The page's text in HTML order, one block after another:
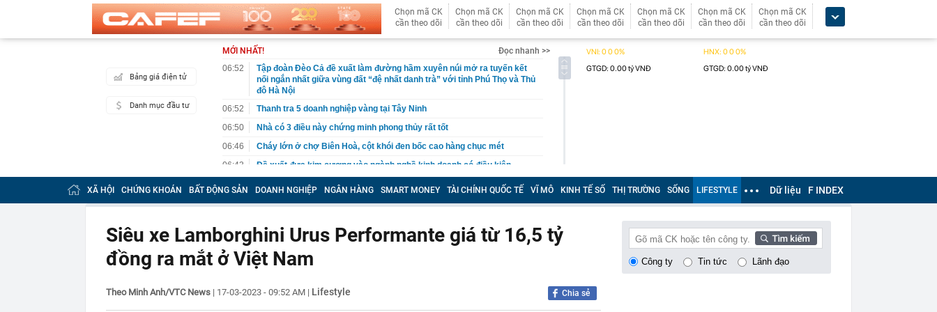
Chọn mã CK
cần theo dõi
Chọn mã CK
cần theo dõi
Chọn mã CK
cần theo dõi
Chọn mã CK
cần theo dõi
Chọn mã CK
cần theo dõi
Chọn mã CK
cần theo dõi
Chọn mã CK
cần theo dõi
Bảng giá điện tử
Danh mục đầu tư
MỚI NHẤT!
Đọc nhanh >>
06:52
Tập đoàn Đèo Cả đề xuất làm đường hầm xuyên núi mở ra tuyến kết
nối ngắn nhất giữa vùng đất “đệ nhất danh trà” với tỉnh Phú Thọ và Thủ
đô Hà Nội
06:52
Thanh tra 5 doanh nghiệp vàng tại Tây Ninh
06:50
Nhà có 3 điều này chứng minh phong thủy rất tốt
06:46
Cháy lớn ở chợ Biên Hoà, cột khói đen bốc cao hàng chục mét
06:43
Đề xuất đưa kim cương vào ngành nghề kinh doanh có điều kiện
06:36
Khởi tố 7 cán bộ trạm y tế ở Đắk Lắk
06:26
Quá nhanh: 10 tháng làm xong hơn 60% siêu sân vận động lớn thứ hai
thép "khủng"
06:06
Tập đoàn FLC công bố danh sách 13 hồ sơ đủ điều kiện mua nhà ở xã
hội có giá từ 19 triệu đồng/m²
XÃ HỘI CHỨNG KHOÁN BẤT ĐỘNG SẢN DOANH NGHIỆP NGÂN HÀNG SMART MONEY TÀI CHÍNH QUỐC TẾ VĨ MÔ KINH TẾ SỐ THỊ TRƯỜNG SỐNG LIFESTYLE Dữ liệu F INDEX
Siêu xe Lamborghini Urus Performante giá từ 16,5 tỷ
đồng ra mắt ở Việt Nam
Theo Minh Anh/VTC News | 17-03-2023 - 09:52 AM | Lifestyle Chia sẻ
Công ty Tin tức Lãnh đạo